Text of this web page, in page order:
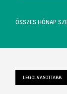
ÖSSZES HÓNAP
LEGOLVASOTTABB